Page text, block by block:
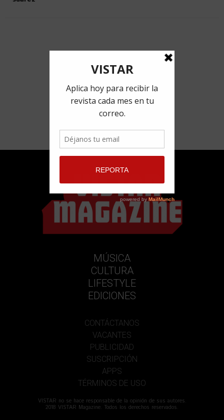
MÚSICA
CULTURA
LIFESTYLE
EDICIONES
CONTÁCTANOS
VACANTES
PUBLICIDAD
SUSCRIPCIÓN
APPS
TÉRMINOS DE USO
VISTAR no se hace responsable de la opinión de sus autores.
2018 VISTAR Magazine. Todos los derechos reservados.